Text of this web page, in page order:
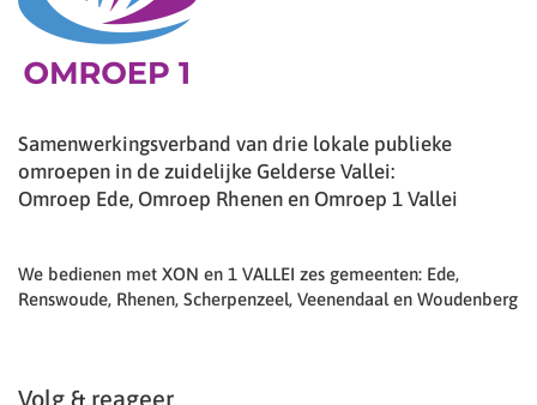
Samenwerkingsverband van drie lokale publieke
omroepen in de zuidelijke Gelderse Vallei:
Omroep Ede, Omroep Rhenen en Omroep 1 Vallei
We bedienen met XON en 1 VALLEI zes gemeenten: Ede,
Renswoude, Rhenen, Scherpenzeel, Veenendaal en Woudenberg
Volg & reageer